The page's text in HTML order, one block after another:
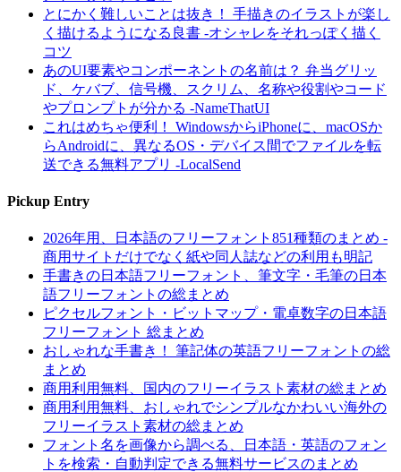
とにかく難しいことは抜き！ 手描きのイラストが楽し
く描けるようになる良書 -オシャレをそれっぽく描く
コツ
あのUI要素やコンポーネントの名前は？ 弁当グリッ
ド、ケバブ、信号機、スクリム、名称や役割やコード
やプロンプトが分かる -NameThatUI
これはめちゃ便利！ WindowsからiPhoneに、macOSか
らAndroidに、異なるOS・デバイス間でファイルを転
送できる無料アプリ -LocalSend
Pickup Entry
2026年用、日本語のフリーフォント851種類のまとめ -
商用サイトだけでなく紙や同人誌などの利用も明記
手書きの日本語フリーフォント、筆文字・毛筆の日本
語フリーフォントの総まとめ
ピクセルフォント・ビットマップ・電卓数字の日本語
フリーフォント 総まとめ
おしゃれな手書き！ 筆記体の英語フリーフォントの総
まとめ
商用利用無料、国内のフリーイラスト素材の総まとめ
商用利用無料、おしゃれでシンプルなかわいい海外の
フリーイラスト素材の総まとめ
フォント名を画像から調べる、日本語・英語のフォン
トを検索・自動判定できる無料サービスのまとめ